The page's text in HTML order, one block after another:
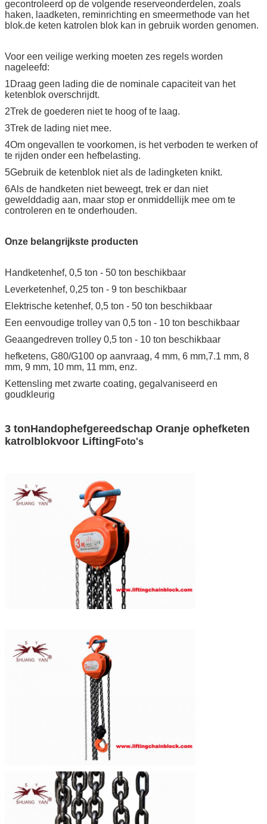
gecontroleerd op de volgende reserveonderdelen, zoals
haken, laadketen, reminrichting en smeermethode van het
blok.de keten katrolen blok kan in gebruik worden genomen.
Voor een veilige werking moeten zes regels worden
nageleefd:
1Draag geen lading die de nominale capaciteit van het
ketenblok overschrijdt.
2Trek de goederen niet te hoog of te laag.
3Trek de lading niet mee.
4Om ongevallen te voorkomen, is het verboden te werken of
te rijden onder een hefbelasting.
5Gebruik de ketenblok niet als de ladingketen knikt.
6Als de handketen niet beweegt, trek er dan niet
gewelddadig aan, maar stop er onmiddellijk mee om te
controleren en te onderhouden.
Onze belangrijkste producten
Handketenhef, 0,5 ton - 50 ton beschikbaar
Leverketenhef, 0,25 ton - 9 ton beschikbaar
Elektrische ketenhef, 0,5 ton - 50 ton beschikbaar
Een eenvoudige trolley van 0,5 ton - 10 ton beschikbaar
Geaangedreven trolley 0,5 ton - 10 ton beschikbaar
hefketens, G80/G100 op aanvraag, 4 mm, 6 mm,7.1 mm, 8
mm, 9 mm, 10 mm, 11 mm, enz.
Kettensling met zwarte coating, gegalvaniseerd en
goudkleurig
3 tonHandophefgereedschap Oranje ophefketen
katrolblokvoor Lifting Foto's